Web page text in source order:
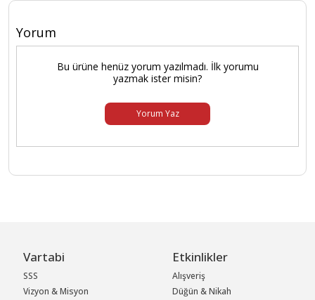
Yorum
Bu ürüne henüz yorum yazılmadı. İlk yorumu
yazmak ister misin?
Yorum Yaz
Vartabi
SSS
Vizyon & Misyon
Etkinlikler
Alışveriş
Düğün & Nikah